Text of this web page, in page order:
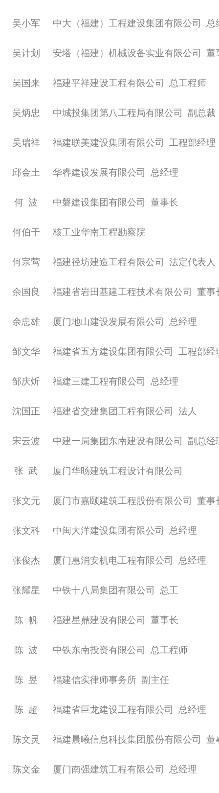
吴小军 中大（福建）工程建设集团有限公司 总
吴计划 安塔（福建）机械设备实业有限公司 董
吴国来 福建平祥建设工程有限公司 总工程师
吴炳忠 中城投集团第八工程局有限公司 副总裁
吴瑞祥 福建联美建设集团有限公司 工程部经理
邱金土 华睿建设发展有限公司 总经理
何 波 中磐建设集团有限公司 董事长
何伯干 核工业华南工程勘察院
何宗莺 福建径坊建造工程有限公司 法定代表人
余国良 福建省岩田基建工程技术有限公司 董事
余忠雄 厦门地山建设发展有限公司 总经理
邹文华 福建省五方建设集团有限公司 工程部经
邹庆炘 福建三建工程有限公司 总经理
沈国正 福建省交建集团工程有限公司 法人
宋云波 中建一局集团东南建设有限公司 副总经
张 武 厦门华旸建筑工程设计有限公司
张文元 厦门市嘉颐建筑工程股份有限公司 董事
张文科 中闽大洋建设集团有限公司 总经理
张俊杰 厦门惠消安机电工程有限公司 总经理
张耀星 中铁十八局集团有限公司 总工
陈 帆 福建星鼎建设有限公司 董事长
陈 波 中铁东南投资有限公司 总工程师
陈 昱 福建信实律师事务所 副主任
陈 超 福建省巨龙建设工程有限公司 总经理
陈文灵 福建晨曦信息科技集团股份有限公司 董
陈文金 厦门南强建筑工程有限公司 总经理